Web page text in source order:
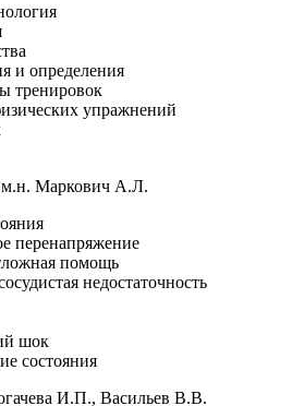
и определения
тренировок
упражнений
Маркович А.Л.
перенапряжение
помощь
недостаточность
шок
состояния
И.П., Васильев В.В.